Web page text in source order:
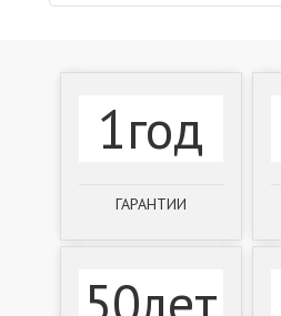
1год
ГАРАНТИИ